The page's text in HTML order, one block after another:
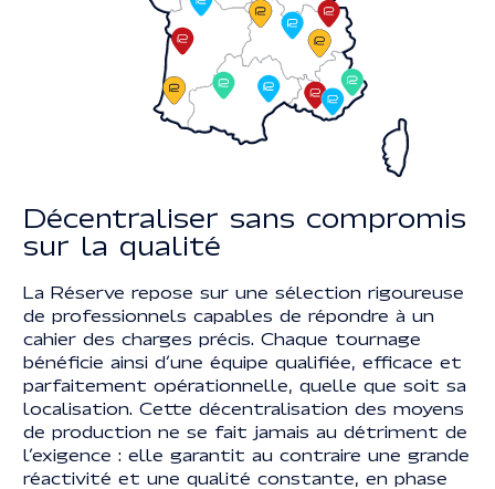
Décentraliser sans compromis
sur la qualité
La Réserve repose sur une sélection rigoureuse
de professionnels capables de répondre à un
cahier des charges précis. Chaque tournage
bénéficie ainsi d’une équipe qualifiée, efficace et
parfaitement opérationnelle, quelle que soit sa
localisation. Cette décentralisation des moyens
de production ne se fait jamais au détriment de
l’exigence : elle garantit au contraire une grande
réactivité et une qualité constante, en phase